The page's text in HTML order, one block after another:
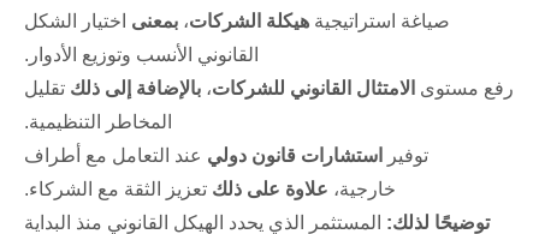
صياغة استراتيجية هيكلة الشركات، بمعنى اختيار الشكل
القانوني الأنسب وتوزيع الأدوار.
رفع مستوى الامتثال القانوني للشركات، بالإضافة إلى ذلك تقليل
المخاطر التنظيمية.
توفير
استشارات قانون دولي عند التعامل مع أطراف
خارجية، علاوة على ذلك تعزيز الثقة مع الشركاء.
توضيحًا لذلك: المستثمر الذي يحدد الهيكل القانوني منذ البداية